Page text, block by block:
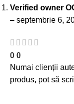
Verified owner
– septembrie 6,
0 0
Numai clienții
produs, pot să